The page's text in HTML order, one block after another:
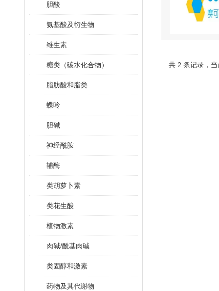
胆酸
氨基酸及衍生物
维生素
糖类（碳水化合物）
脂肪酸和脂类
蝶呤
胆碱
神经酰胺
辅酶
类胡萝卜素
类花生酸
植物激素
肉碱/酰基肉碱
类固醇和激素
药物及其代谢物
共 2 条记录，